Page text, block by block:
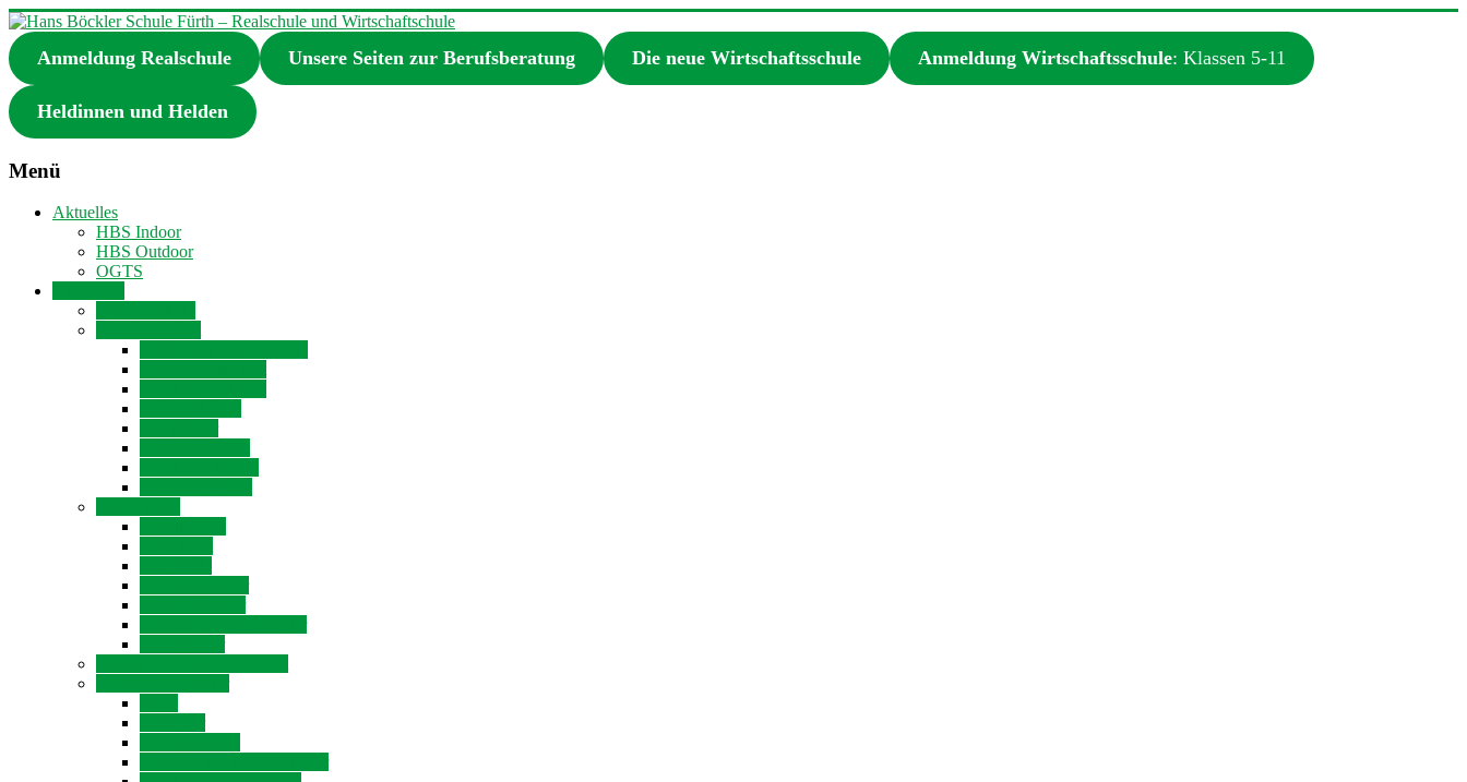
Zum
Inhalt
springen
Hans
Böckler
Schule
Fürth
–
Realschule
und
Wirtschaftschule
Realschule
Wirtschaftschule
Anmeldung Realschule Unsere Seiten zur Berufsberatung Die neue Wirtschaftsschule Anmeldung Wirtschaftsschule: Klassen 5-11
Heldinnen und Helden
Menü
Aktuelles
HBS Indoor
HBS Outdoor
OGTS